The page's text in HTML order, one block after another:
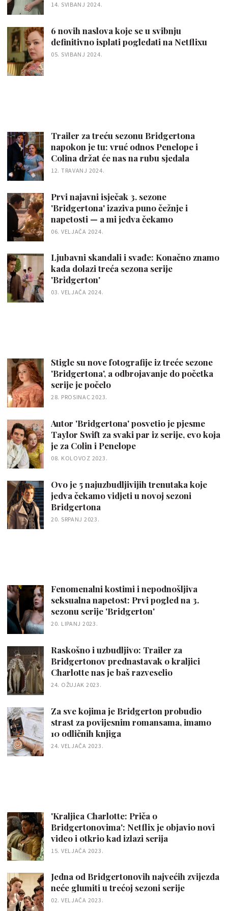
14. SVIBANJ 2024.
6 novih naslova koje se u svibnju
definitivno isplati pogledati na Netflixu
05. SVIBANJ 2024.
Trailer za treću sezonu Bridgertona
napokon je tu: vruć odnos Penelope i
Colina držat će nas na rubu sjedala
12. TRAVANJ 2024.
Prvi najavni isječak 3. sezone
'Bridgertona' izaziva puno čežnje i
napetosti — a mi jedva čekamo
06. VELJAČA 2024.
Ljubavni skandali i svađe: Konačno znamo
kada dolazi treća sezona serije
'Bridgerton'
03. VELJAČA 2024.
Stigle su nove fotografije iz treće sezone
'Bridgertona', a odbrojavanje do početka
serije je počelo
28. PROSINAC 2023.
Autor 'Bridgertona' posvetio je pjesme
Taylor Swift za svaki par iz serije, evo koja
je za Colin i Penelope
08. KOLOVOZ 2023.
Ovo je 5 najuzbudljivijih trenutaka koje
jedva čekamo vidjeti u novoj sezoni
Bridgertona
20. SRPANJ 2023.
Fenomenalni kostimi i nepodnošljiva
seksualna napetost: Prvi pogled na 3.
sezonu serije 'Bridgerton'
20. LIPANJ 2023.
Raskošno i uzbudljivo: Trailer za
Bridgertonov prednastavak o kraljici
Charlotte nas je baš razveselio
24. OŽUJAK 2023.
Za sve kojima je Bridgerton probudio
strast za povijesnim romansama, imamo
10 odličnih knjiga
24. VELJAČA 2023.
'Kraljica Charlotte: Priča o
Bridgertonovima': Netflix je objavio novi
video i otkrio kad izlazi serija
15. VELJAČA 2023.
Jedna od Bridgertonovih najvećih zvijezda
neće glumiti u trećoj sezoni serije
02. VELJAČA 2023.